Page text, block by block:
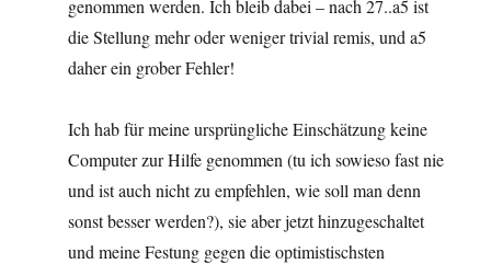
genommen werden. Ich bleib dabei – nach 27..a5 ist
die Stellung mehr oder weniger trivial remis, und a5
daher ein grober Fehler!
Ich hab für meine ursprüngliche Einschätzung keine
Computer zur Hilfe genommen (tu ich sowieso fast nie
und ist auch nicht zu empfehlen, wie soll man denn
sonst besser werden?), sie aber jetzt hinzugeschaltet
und meine Festung gegen die optimistischsten